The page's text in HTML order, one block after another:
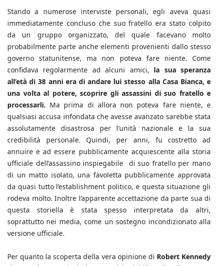
Stando a numerose interviste personali, egli aveva quasi
immediatamente concluso che suo fratello era stato colpito
da un gruppo organizzato, del quale facevano molto
probabilmente parte anche elementi provenienti dallo stesso
governo statunitense, ma non poteva fare niente. Come
confidava regolarmente ad alcuni amici, la sua speranza
all’età di 38 anni era di andare lui stesso alla Casa Bianca, e
una volta al potere, scoprire gli assassini di suo fratello e
processarli. Ma prima di allora non poteva fare niente, e
qualsiasi accusa infondata che avesse avanzato sarebbe stata
assolutamente disastrosa per l’unità nazionale e la sua
credibilità personale. Quindi, per anni, fu costretto ad
annuire e ad essere pubblicamente acquiescente alla storia
ufficiale dell’assassino inspiegabile di suo fratello per mano
di un matto isolato, una favoletta pubblicamente approvata
da quasi tutto l’establishment politico, e questa situazione gli
rodeva molto. Inoltre l’apparente accettazione da parte sua di
questa storiella è stata spesso interpretata da altri,
soprattutto nei media, come un sostegno incondizionato alla
versione ufficiale.
Per quanto la scoperta della vera opinione di Robert Kennedy